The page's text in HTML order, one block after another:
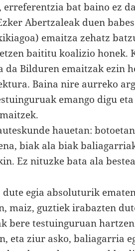
bat baino ez
Abertzaleak duen
emaitza zehatz
baititu koalizio honek.
Bilduren emaitzak ezin
Baina nire aurreko
emango digu
hauetan:
biak ala biak
Ez nituzke bata ala
egia absoluturik
maiz, guztiek irabazten
bere testuinguruan
eta ziur asko, baliagarria